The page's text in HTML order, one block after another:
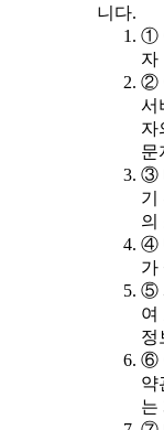
니다.
①
자
②
서
자
문
③
기
의
④
가
⑤
여
정
⑥
약
는